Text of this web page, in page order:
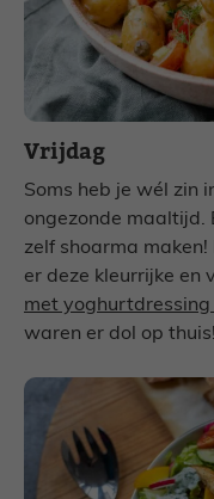
Vrijdag
Soms heb je wél zin
ongezonde maaltijd.
zelf shoarma
er deze kleurrijke en
met yoghurtdressing
waren er dol op thuis!